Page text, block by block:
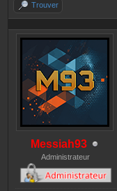
Trouver
Messiah93
Administrateur